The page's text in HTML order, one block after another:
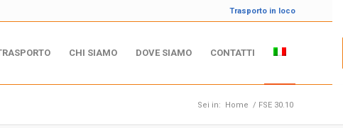
Trasporto in loco
CHI SIAMO DOVE SIAMO CONTATTI
Sei in: Home / FSE 30.10